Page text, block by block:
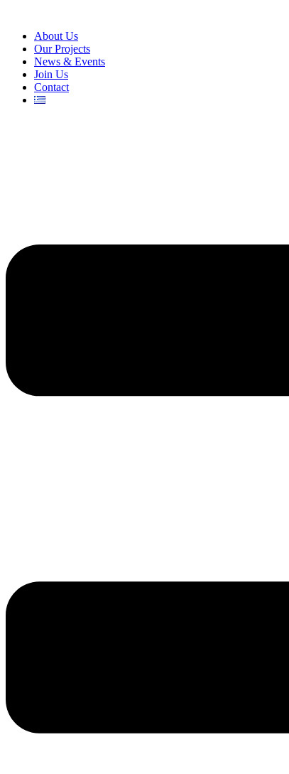
About Us
Our Projects
News & Events
Join Us
Contact